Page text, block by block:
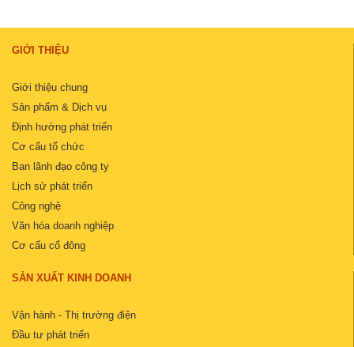
GIỚI THIỆU
Giới thiệu chung
Sản phẩm & Dịch vụ
Định hướng phát triển
Cơ cấu tổ chức
Ban lãnh đạo công ty
Lịch sử phát triển
Công nghệ
Văn hóa doanh nghiệp
Cơ cấu cổ đông
SẢN XUẤT KINH DOANH
Vận hành - Thị trường điện
Đầu tư phát triển